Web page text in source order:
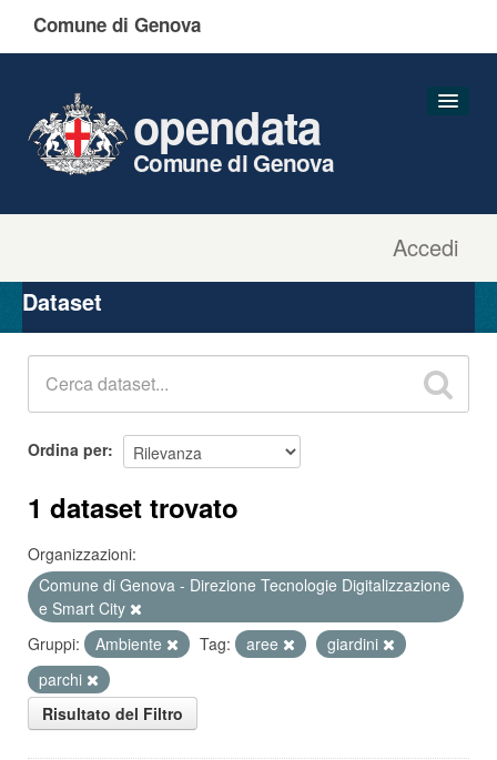
Comune di Genova
Accedi
opendata
Comune di Genova
Organizzazioni
Gruppi
Dataset
Ordina per
1 dataset trovato
Organizzazioni:
Comune di Genova - Direzione Tecnologie Digitalizzazione
e Smart City
Gruppi:
Ambiente Tag: aree
giardini
parchi
Risultato del Filtro